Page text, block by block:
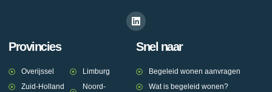
Provincies
Overijssel
Zuid-Holland
Limburg
Noord-
Snel naar
Begeleid wonen aanvragen
Wat is begeleid wonen?